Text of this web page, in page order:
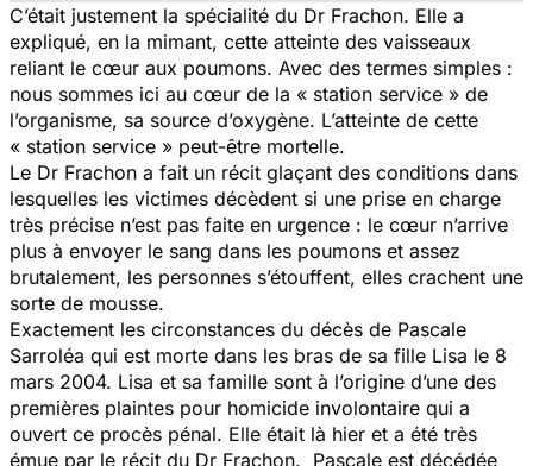
C’était justement la spécialité du Dr Frachon. Elle a
expliqué, en la mimant, cette atteinte des vaisseaux
reliant le cœur aux poumons. Avec des termes simples :
nous sommes ici au cœur de la « station service » de
l’organisme, sa source d’oxygène. L’atteinte de cette
« station service » peut-être mortelle.
Le Dr Frachon a fait un récit glaçant des conditions dans
lesquelles les victimes décèdent si une prise en charge
très précise n’est pas faite en urgence : le cœur n’arrive
plus à envoyer le sang dans les poumons et assez
brutalement, les personnes s’étouffent, elles crachent une
sorte de mousse.
Exactement les circonstances du décès de Pascale
Sarroléa qui est morte dans les bras de sa fille Lisa le 8
mars 2004. Lisa et sa famille sont à l’origine d’une des
premières plaintes pour homicide involontaire qui a
ouvert ce procès pénal. Elle était là hier et a été très
émue par le récit du Dr Frachon. Pascale est décédée